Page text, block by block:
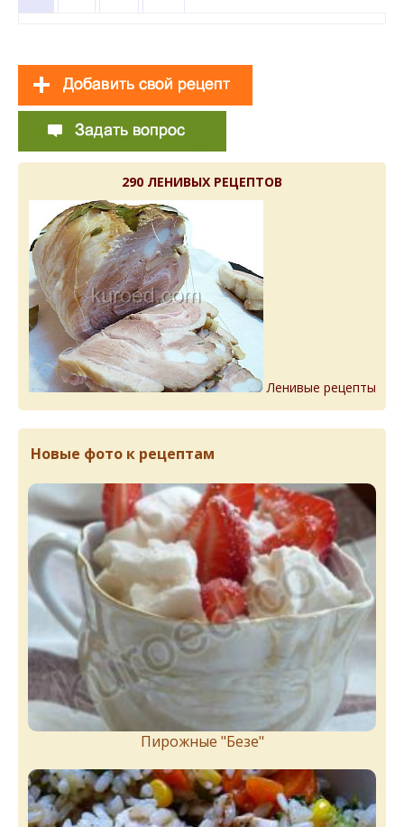
290 ЛЕНИВЫХ РЕЦЕПТОВ
Ленивые рецепты
Новые фото к рецептам
Пирожныe "Бeзe"